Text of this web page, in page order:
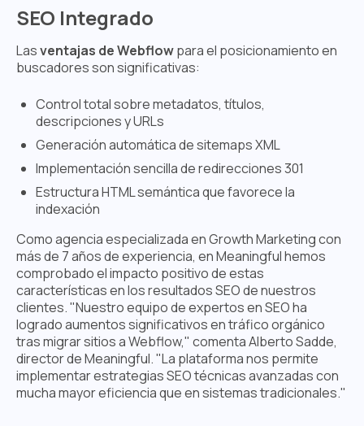
SEO Integrado
Lasventajas de Webflowpara el posicionamiento en
buscadores son significativas:
Control total sobre metadatos, títulos,
descripciones y URLs
Generación automática de sitemaps XML
Implementación sencilla de redirecciones 301
Estructura HTML semántica que favorece la
indexación
Como agencia especializada en Growth Marketing con
más de 7 años de experiencia, en Meaningful hemos
comprobado el impacto positivo de estas
características en los resultados SEO de nuestros
clientes. "Nuestro equipo de expertos en SEO ha
logrado aumentos significativos en tráfico orgánico
tras migrar sitios a Webflow," comenta Alberto Sadde,
director de Meaningful. "La plataforma nos permite
implementar estrategias SEO técnicas avanzadas con
mucha mayor eficiencia que en sistemas tradicionales."